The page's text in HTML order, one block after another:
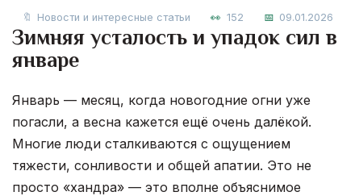
Новости и интересные статьи 152 09.01.2026
Зимняя усталость и упадок сил в
январе
Январь — месяц, когда новогодние огни уже
погасли, а весна кажется ещё очень далёкой.
Многие люди сталкиваются с ощущением
тяжести, сонливости и общей апатии. Это не
просто «хандра» — это вполне объяснимое